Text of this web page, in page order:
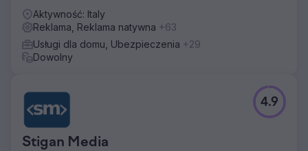
Aktywność: Italy
Reklama, Reklama natywna +63
Usługi dla domu, Ubezpieczenia +29
Dowolny
Stigan Media
4.9